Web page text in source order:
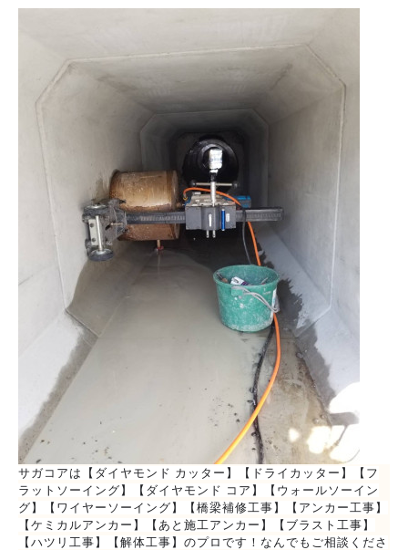
サガコアは【ダイヤモンド カッター】【ドライカッター】【フ
ラットソーイング】【ダイヤモンド コア】【ウォールソーイン
グ】【ワイヤーソーイング】【橋梁補修工事】【アンカー工事】
【ケミカルアンカー】【あと施工アンカー】【ブラスト工事】
【ハツリ工事】【解体工事】のプロです！なんでもご相談くださ